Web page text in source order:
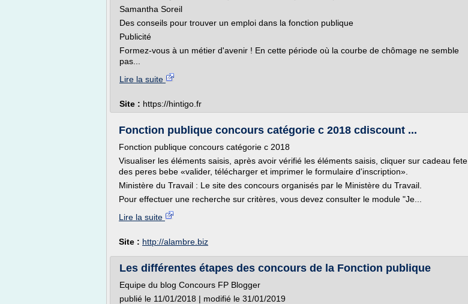
Samantha Soreil
Des conseils pour trouver un emploi dans la fonction publique
Publicité
Formez-vous à un métier d'avenir ! En cette période où la courbe de chômage ne semble
pas...
Lire la suite
Site : https://hintigo.fr
Fonction publique concours catégorie c 2018 cdiscount ...
Fonction publique concours catégorie c 2018
Visualiser les éléments saisis, après avoir vérifié les éléments saisis, cliquer sur cadeau fete
des peres bebe «valider, télécharger et imprimer le formulaire d'inscription».
Ministère du Travail : Le site des concours organisés par le Ministère du Travail.
Pour effectuer une recherche sur critères, vous devez consulter le module "Je...
Lire la suite
Site : http://alambre.biz
Les différentes étapes des concours de la Fonction publique
Equipe du blog Concours FP Blogger
publié le 11/01/2018 | modifié le 31/01/2019